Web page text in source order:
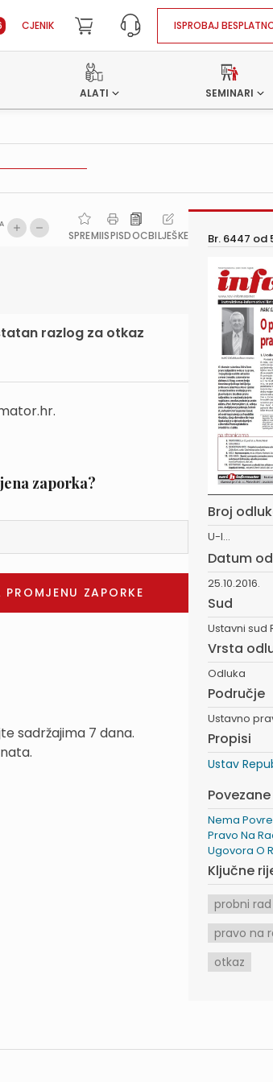
CJENIK ISPROBAJ
ALATI SEMINARI
A
SPREMIISPISDOCBILJEŠKE
razlog za otkaz
zaporka?
sadržajima 7 dana.
Br. 6447 od
Broj
U-I...
Datum
25.10.2016.
Sud
Ustavni sud
Vrsta
Odluka
Područje
Ustavno
Propisi
Ustav
Nema
Pravo Na
Ugovora O
Ključne
probni rad
pravo na
otkaz